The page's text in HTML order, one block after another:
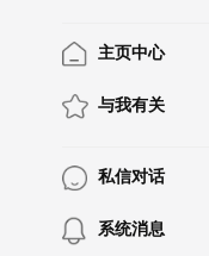
主页中心
与我有关
私信对话
系统消息